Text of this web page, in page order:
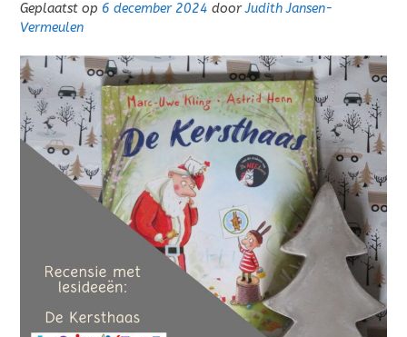
Geplaatst op 6 december 2024 doorJudith Jansen-
Vermeulen